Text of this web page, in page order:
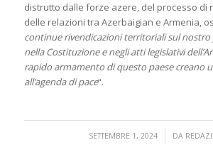
distrutto dalle forze azere, del processo di
delle relazioni tra Azerbaigian e Armenia,
continue rivendicazioni territoriali sul nostro
nella Costituzione e negli atti legislativi
rapido armamento di questo paese creano
all’agenda di pace“.
SETTEMBRE 1, 2024
/ DA